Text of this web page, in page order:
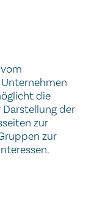
die
der
zur
zur